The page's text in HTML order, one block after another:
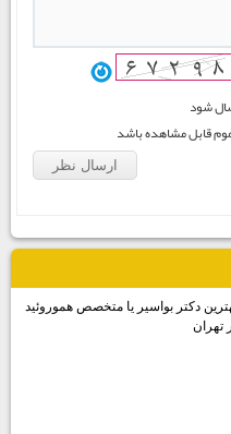
شود
مشاهده باشد
دكتر بواسير يا متخصص هموروئيد